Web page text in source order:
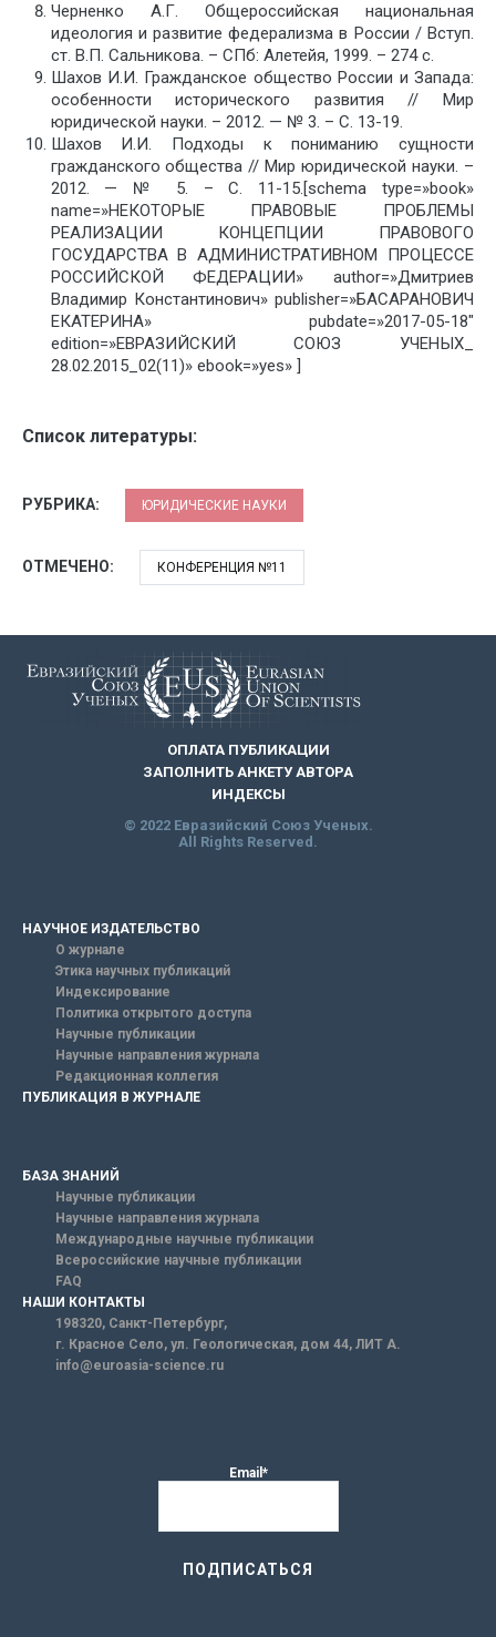
Черненко А.Г. Общероссийская национальная
идеология и развитие федерализма в России / Вступ.
ст. В.П. Сальникова. – СПб: Алетейя, 1999. – 274 с.
Шахов И.И. Гражданское общество России и Запада:
особенности исторического развития // Мир
юридической науки. – 2012. — № 3. – С. 13-19.
Шахов И.И. Подходы к пониманию сущности
гражданского общества // Мир юридической науки. –
2012. — № 5. – С. 11-15.[schema type=»book»
name=»НЕКОТОРЫЕ ПРАВОВЫЕ ПРОБЛЕМЫ
РЕАЛИЗАЦИИ КОНЦЕПЦИИ ПРАВОВОГО
ГОСУДАРСТВА В АДМИНИСТРАТИВНОМ ПРОЦЕССЕ
РОССИЙСКОЙ ФЕДЕРАЦИИ» author=»Дмитриев
Владимир Константинович» publisher=»БАСАРАНОВИЧ
ЕКАТЕРИНА» pubdate=»2017-05-18″
edition=»ЕВРАЗИЙСКИЙ СОЮЗ УЧЕНЫХ_
28.02.2015_02(11)» ebook=»yes» ]
Список литературы:
РУБРИКА: ЮРИДИЧЕСКИЕ НАУКИ
ОТМЕЧЕНО: КОНФЕРЕНЦИЯ №11
ОПЛАТА ПУБЛИКАЦИИ
ЗАПОЛНИТЬ АНКЕТУ АВТОРА
ИНДЕКСЫ
© 2022 Евразийский Союз Ученых.
All Rights Reserved.
НАУЧНОЕ ИЗДАТЕЛЬСТВО
О журнале
Этика научных публикаций
Индексирование
Политика открытого доступа
Научные публикации
Научные направления журнала
Редакционная коллегия
ПУБЛИКАЦИЯ В ЖУРНАЛЕ
БАЗА ЗНАНИЙ
Научные публикации
Научные направления журнала
Международные научные публикации
Всероссийские научные публикации
FAQ
НАШИ КОНТАКТЫ
198320, Санкт-Петербург,
г. Красное Село, ул. Геологическая, дом 44, ЛИТ А.
info@euroasia-science.ru
Email*